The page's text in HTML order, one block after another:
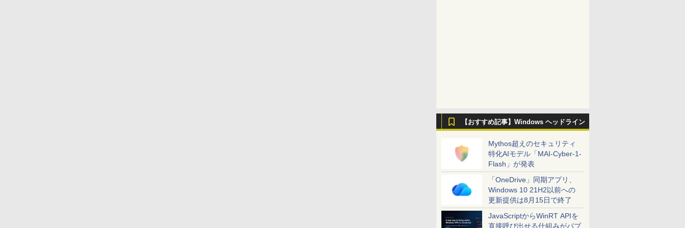
【おすすめ記事】Windows ヘッドライン
Mythos超えのセキュリティ
特化AIモデル「MAI-Cyber-1-
Flash」が発表
「OneDrive」同期アプリ、
Windows 10 21H2以前への
更新提供は8月15日で終了
JavaScriptからWinRT APIを
直接呼び出せる仕組みがパブ